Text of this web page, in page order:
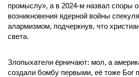
промыслу», а в 2024-м назвал споры
возникновения ядерной войны
алармизмом, подчеркнув, что
света.
Злопыхатели ёрничают: мол, а
создали бомбу первыми, её тоже Бог